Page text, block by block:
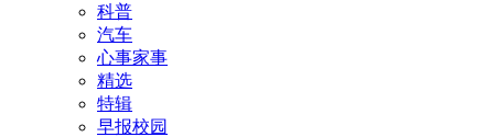
科普
汽车
心事家事
精选
特辑
早报校园